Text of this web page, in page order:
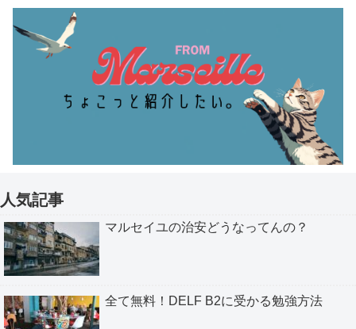
人気記事
マルセイユの治安どうなってんの？
全て無料！DELF B2に受かる勉強方法